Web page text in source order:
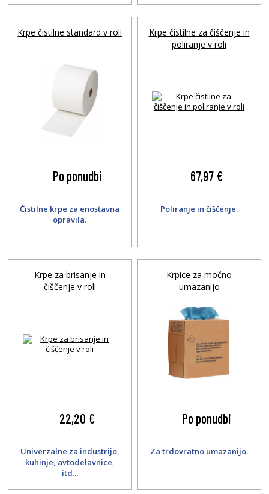
Krpe čistilne standard v roli
Po ponudbi
Čistilne krpe za enostavna
opravila.
Krpe čistilne za čiščenje in
poliranje v roli
67,97 €
Poliranje in čiščenje.
Krpe za brisanje in
čiščenje v roli
22,20 €
Univerzalne za industrijo,
kuhinje, avtodelavnice,
itd...
Krpice za močno
umazanijo
Po ponudbi
Za trdovratno umazanijo.